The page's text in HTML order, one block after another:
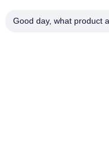
Good day, what product